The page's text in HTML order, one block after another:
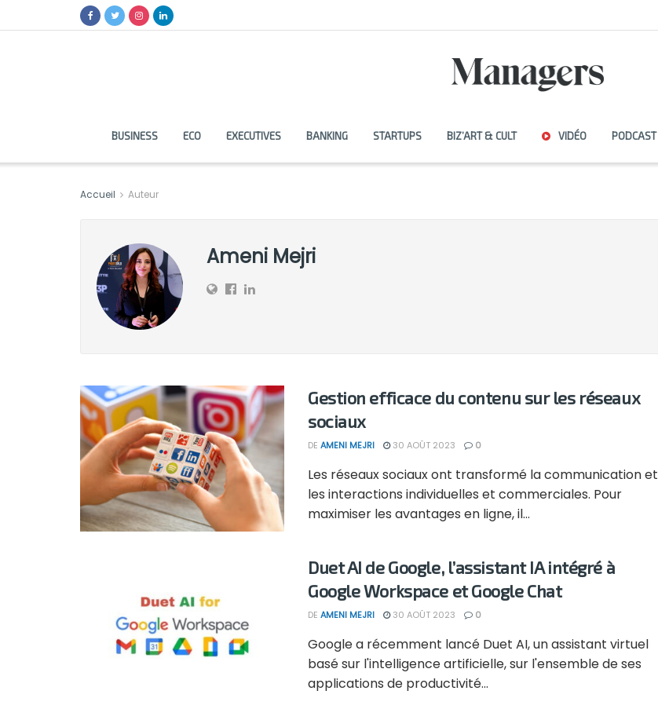
BUSINESS ECO EXECUTIVES BANKING STARTUPS BIZ’ART & CULT VIDÉO PODCAST
Accueil Auteur
Ameni Mejri
Gestion efficace du contenu sur les réseaux
sociaux
DE AMENI MEJRI 30 AOÛT 2023 0
Les réseaux sociaux ont transformé la communication et
les interactions individuelles et commerciales. Pour
maximiser les avantages en ligne, il...
Duet AI de Google, l’assistant IA intégré à
Google Workspace et Google Chat
DE AMENI MEJRI 30 AOÛT 2023 0
Google a récemment lancé Duet AI, un assistant virtuel
basé sur l'intelligence artificielle, sur l'ensemble de ses
applications de productivité...